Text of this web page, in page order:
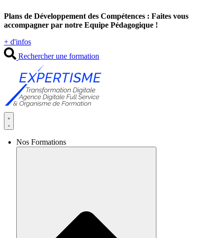
au
contenu
Plans de Développement des Compétences : Faites vous
accompagner par notre Equipe Pédagogique !
+ d'infos
Rechercher une formation
Nos Formations